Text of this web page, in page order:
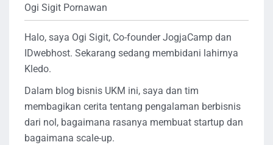
Ogi Sigit Pornawan
Halo, saya Ogi Sigit, Co-founder JogjaCamp dan
IDwebhost. Sekarang sedang membidani lahirnya
Kledo.
Dalam blog bisnis UKM ini, saya dan tim
membagikan cerita tentang pengalaman berbisnis
dari nol, bagaimana rasanya membuat startup dan
bagaimana scale-up.